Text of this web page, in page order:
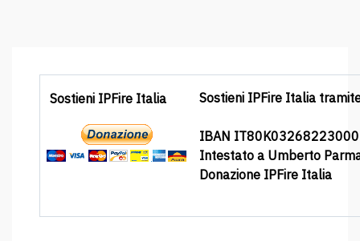
Sostieni IPFire Italia Sostieni IPFire Italia
IBAN
Intestato a Umberto
Donazione IPFire Italia